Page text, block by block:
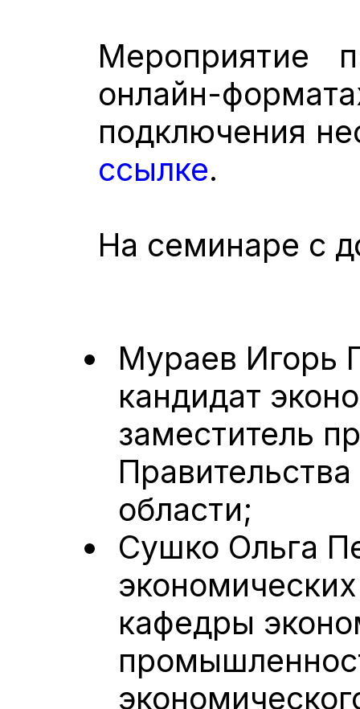
Мероприятие
онлайн-
подключения
ссылке.
На семинаре с
Мураев Игорь
кандидат
заместитель
области;
Сушко Ольга
кафедры